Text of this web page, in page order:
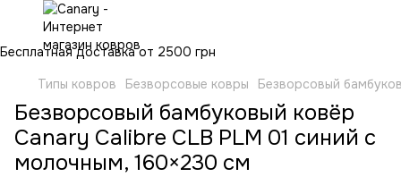
Бесплатная доставка от 2500 грн
Типы ковров
Безворсовые ковры Безворсовый
Безворсовый бамбуковый ковёр
Canary Calibre CLB PLM 01 синий с
молочным, 160×230 см